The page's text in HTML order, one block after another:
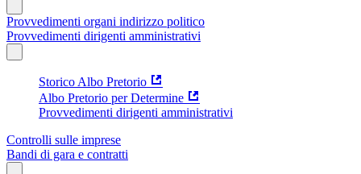
Provvedimenti organi indirizzo politico
Provvedimenti dirigenti amministrativi
Storico Albo Pretorio
Albo Pretorio per Determine
Provvedimenti dirigenti amministrativi
Controlli sulle imprese
Bandi di gara e contratti